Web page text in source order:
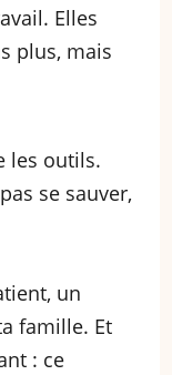
Elles
plus, mais
les outils.
se sauver,
un
famille. Et
: ce